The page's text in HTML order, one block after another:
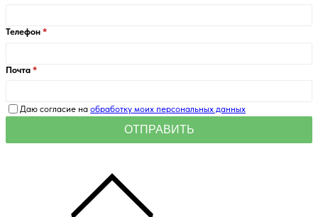
Телефон
Почта
Даю согласие на обработку моих персональных данных